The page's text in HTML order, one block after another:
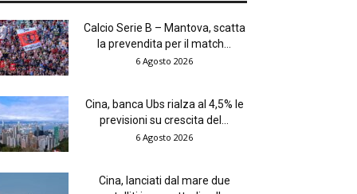
Calcio Serie B – Mantova, scatta
la prevendita per il match...
6 Agosto 2026
Cina, banca Ubs rialza al 4,5% le
previsioni su crescita del...
6 Agosto 2026
Cina, lanciati dal mare due